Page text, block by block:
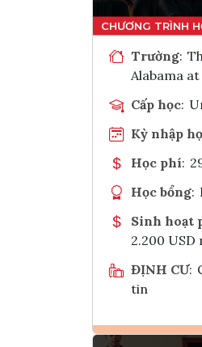
Trường:
Alabama
Cấp học:
Kỳ nhập
Học phí:
Học bổng:
Sinh hoạt
2.200 USD
ĐỊNH CƯ:
tin